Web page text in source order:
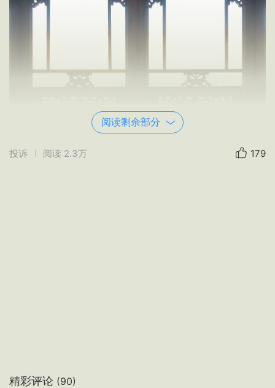
怕是被我们拒绝并未提前告诉
阅读剩余部分
投诉 阅读 2.3万 179
精彩评论 (90)